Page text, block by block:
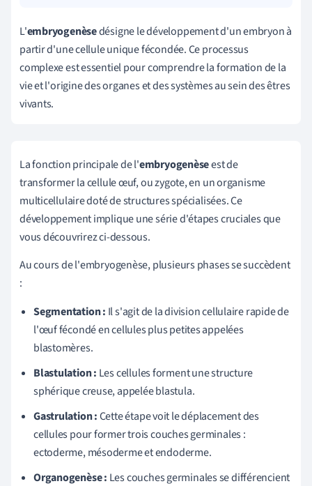
L'embryogenèsedésigne le développement d'un embryon à
partir d'une cellule unique fécondée. Ce processus
complexe est essentiel pour comprendre la formation de la
vie et l'origine des organes et des systèmes au sein des êtres
vivants.
La fonction principale de l'embryogenèseest de
transformer la cellule œuf, ou zygote, en un organisme
multicellulaire doté de structures spécialisées. Ce
développement implique une série d'étapes cruciales que
vous découvrirez ci-dessous.
Au cours de l'embryogenèse, plusieurs phases se succèdent
:
Segmentation : Il s'agit de la division cellulaire rapide de
l'œuf fécondé en cellules plus petites appelées
blastomères.
Blastulation : Les cellules forment une structure
sphérique creuse, appelée blastula.
Gastrulation :Cette étape voit le déplacement des
cellules pour former trois couches germinales :
ectoderme, mésoderme et endoderme.
Organogenèse : Les couches germinales se différencient